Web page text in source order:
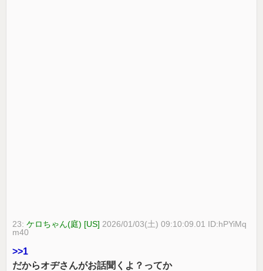
23:ケロちゃん(庭) [US] 2026/01/03(土) 09:10:09.01 ID:hPYiMq
m40
>>1
だからオヂさんがお話聞くよ？ってか